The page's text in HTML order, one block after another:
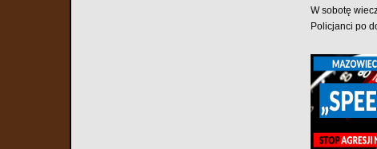
W sobotę
Policjanci po